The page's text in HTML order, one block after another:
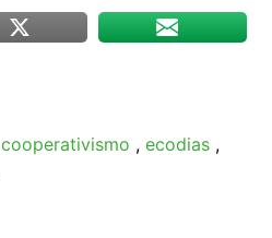
cooperativismo , ecodias ,